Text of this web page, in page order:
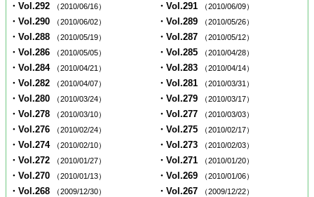
・Vol.292 （2010/06/16） ・Vol.291 （2010/06/09）
・Vol.290 （2010/06/02） ・Vol.289 （2010/05/26）
・Vol.288 （2010/05/19） ・Vol.287 （2010/05/12）
・Vol.286 （2010/05/05） ・Vol.285 （2010/04/28）
・Vol.284 （2010/04/21） ・Vol.283 （2010/04/14）
・Vol.282 （2010/04/07） ・Vol.281 （2010/03/31）
・Vol.280 （2010/03/24） ・Vol.279 （2010/03/17）
・Vol.278 （2010/03/10） ・Vol.277 （2010/03/03）
・Vol.276 （2010/02/24） ・Vol.275 （2010/02/17）
・Vol.274 （2010/02/10） ・Vol.273 （2010/02/03）
・Vol.272 （2010/01/27） ・Vol.271 （2010/01/20）
・Vol.270 （2010/01/13） ・Vol.269 （2010/01/06）
・Vol.268 （2009/12/30） ・Vol.267 （2009/12/22）